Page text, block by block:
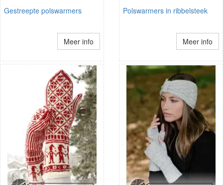
Gestreepte polswarmers
Meer info
Polswarmers in ribbelsteek
Meer info